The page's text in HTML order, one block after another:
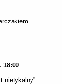
18:00
nietykalny”